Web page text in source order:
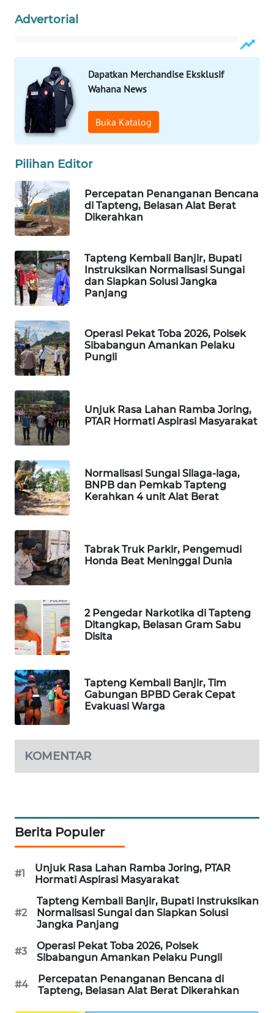
Advertorial
Dapatkan Merchandise Eksklusif
Wahana News
Buka Katalog
Pilihan Editor
Percepatan Penanganan Bencana
di Tapteng, Belasan Alat Berat
Dikerahkan
Tapteng Kembali Banjir, Bupati
Instruksikan Normalisasi Sungai
dan Siapkan Solusi Jangka
Panjang
Operasi Pekat Toba 2026, Polsek
Sibabangun Amankan Pelaku
Pungli
Unjuk Rasa Lahan Ramba Joring,
PTAR Hormati Aspirasi Masyarakat
Normalisasi Sungai Silaga-laga,
BNPB dan Pemkab Tapteng
Kerahkan 4 unit Alat Berat
Tabrak Truk Parkir, Pengemudi
Honda Beat Meninggal Dunia
2 Pengedar Narkotika di Tapteng
Ditangkap, Belasan Gram Sabu
Disita
Tapteng Kembali Banjir, Tim
Gabungan BPBD Gerak Cepat
Evakuasi Warga
KOMENTAR
Berita Populer
#1
Unjuk Rasa Lahan Ramba Joring, PTAR
Hormati Aspirasi Masyarakat
#2
Tapteng Kembali Banjir, Bupati Instruksikan
Normalisasi Sungai dan Siapkan Solusi
Jangka Panjang
#3
Operasi Pekat Toba 2026, Polsek
Sibabangun Amankan Pelaku Pungli
#4
Percepatan Penanganan Bencana di
Tapteng, Belasan Alat Berat Dikerahkan
MKLI
LPKKI
KOPEKLIN
PORTAL
KONSUMEN
FORWAMKI
ALPERKLINAS
FORJASIDA
TAMBANG
NEWS
SITUNGIR
NEWS
SIDIKALANG
NEWS
SIBARAGAS
NEWS
METRO
SIANTAR
NEWS
METRO
MEDAN
NEWS
METRO
JAKARTA
NEWS
KRT
NEWS
KARING
NEWS
MARITIM
HUMBANG
NEWS
GARONGGANG
NEWS
FISUELRI
ID
ENERGI